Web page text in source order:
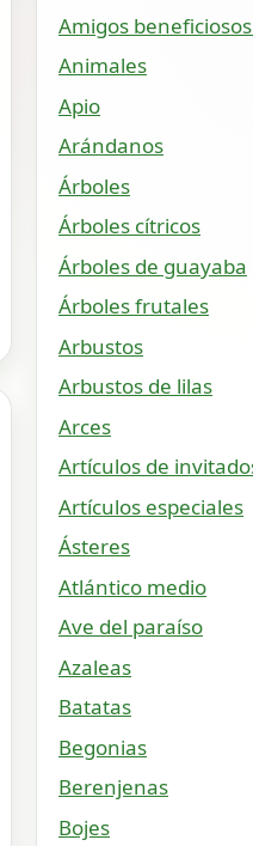
Amigos
Animales
Apio
Arándanos
Árboles
Árboles cítricos
Árboles de guayaba
Árboles frutales
Arbustos
Arbustos de lilas
Arces
Artículos de
Artículos especiales
Ásteres
Atlántico medio
Ave del paraíso
Azaleas
Batatas
Begonias
Berenjenas
Bojes